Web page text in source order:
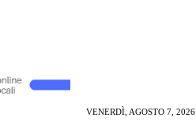
VENERDÌ, AGOSTO 7, 2026